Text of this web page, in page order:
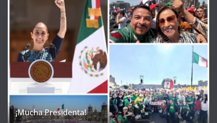
¡Mucha Presidenta!